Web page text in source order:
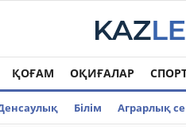
ҚОҒАМ ОҚИҒАЛАР
Білім Аграрлық